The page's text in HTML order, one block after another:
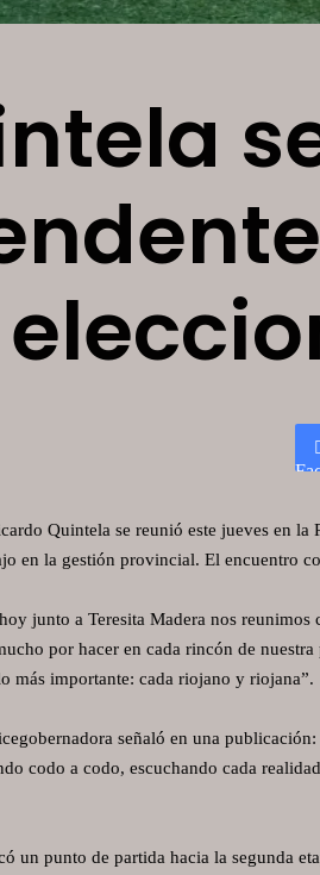
Quintela se reunió este jueves en
en la gestión provincial. El encuentro
junto a Teresita Madera nos
por hacer en cada rincón de
más importante: cada riojano y riojana”.
señaló en una
codo a codo, escuchando cada
un punto de partida hacia la segunda